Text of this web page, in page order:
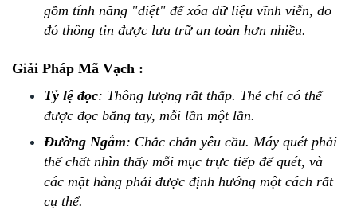
gồm tính năng "diệt" để xóa dữ liệu vĩnh viễn, do
đó thông tin được lưu trữ an toàn hơn nhiều.
Giải Pháp Mã Vạch :
Tỷ lệ đọc: Thông lượng rất thấp. Thẻ chỉ có thể
được đọc bằng tay, mỗi lần một lần.
Đường Ngắm: Chắc chắn yêu cầu. Máy quét phải
thể chất nhìn thấy mỗi mục trực tiếp để quét, và
các mặt hàng phải được định hướng một cách rất
cụ thể.